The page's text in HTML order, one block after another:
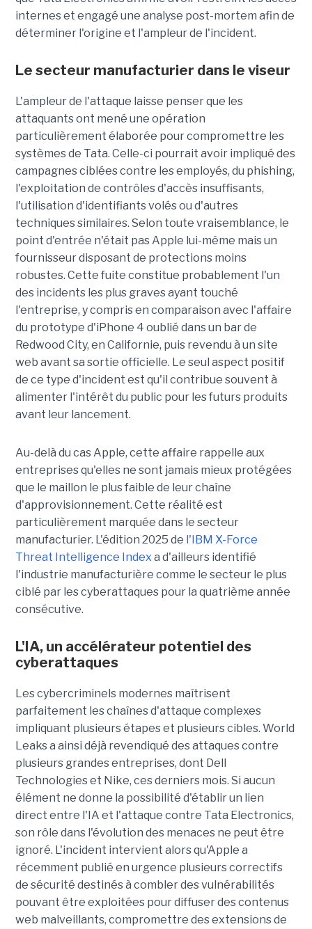
internes et engagé une analyse post-mortem afin de
déterminer l'origine et l'ampleur de l'incident.
Le secteur manufacturier dans le viseur
L'ampleur de l'attaque laisse penser que les
attaquants ont mené une opération
particulièrement élaborée pour compromettre les
systèmes de Tata. Celle-ci pourrait avoir impliqué des
campagnes ciblées contre les employés, du phishing,
l'exploitation de contrôles d'accès insuffisants,
l'utilisation d'identifiants volés ou d'autres
techniques similaires. Selon toute vraisemblance, le
point d'entrée n'était pas Apple lui-même mais un
fournisseur disposant de protections moins
robustes. Cette fuite constitue probablement l'un
des incidents les plus graves ayant touché
l'entreprise, y compris en comparaison avec l'affaire
du prototype d'iPhone 4 oublié dans un bar de
Redwood City, en Californie, puis revendu à un site
web avant sa sortie officielle. Le seul aspect positif
de ce type d'incident est qu'il contribue souvent à
alimenter l'intérêt du public pour les futurs produits
avant leur lancement.
Au-delà du cas Apple, cette affaire rappelle aux
entreprises qu'elles ne sont jamais mieux protégées
que le maillon le plus faible de leur chaîne
d'approvisionnement. Cette réalité est
particulièrement marquée dans le secteur
manufacturier. L'édition 2025 de l'IBM X-Force
Threat Intelligence Index a d'ailleurs identifié
l'industrie manufacturière comme le secteur le plus
ciblé par les cyberattaques pour la quatrième année
consécutive.
L'IA, un accélérateur potentiel des
cyberattaques
Les cybercriminels modernes maîtrisent
parfaitement les chaînes d'attaque complexes
impliquant plusieurs étapes et plusieurs cibles. World
Leaks a ainsi déjà revendiqué des attaques contre
plusieurs grandes entreprises, dont Dell
Technologies et Nike, ces derniers mois. Si aucun
élément ne donne la possibilité d'établir un lien
direct entre l'IA et l'attaque contre Tata Electronics,
son rôle dans l'évolution des menaces ne peut être
ignoré. L'incident intervient alors qu'Apple a
récemment publié en urgence plusieurs correctifs
de sécurité destinés à combler des vulnérabilités
pouvant être exploitées pour diffuser des contenus
web malveillants, compromettre des extensions de